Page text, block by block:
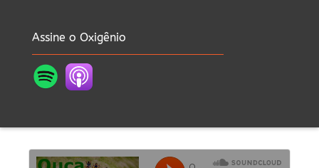
Assine o Oxigênio